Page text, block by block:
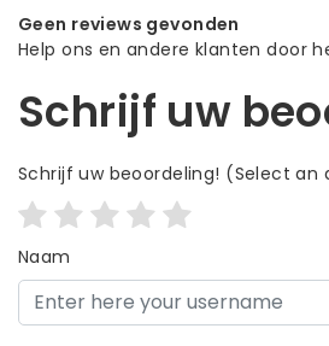
Geen reviews gevonden
Help ons en andere klanten door
Schrijf uw
Schrijf uw beoordeling! (Select an
Naam